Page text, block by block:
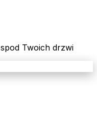
Twoich drzwi